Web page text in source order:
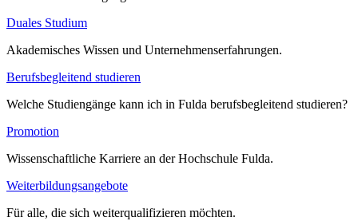
Duales Studium
Akademisches Wissen und Unternehmenserfahrungen.
Berufsbegleitend studieren
Welche Studiengänge kann ich in Fulda berufsbegleitend studieren?
Promotion
Wissenschaftliche Karriere an der Hochschule Fulda.
Weiterbildungsangebote
Für alle, die sich weiterqualifizieren möchten.